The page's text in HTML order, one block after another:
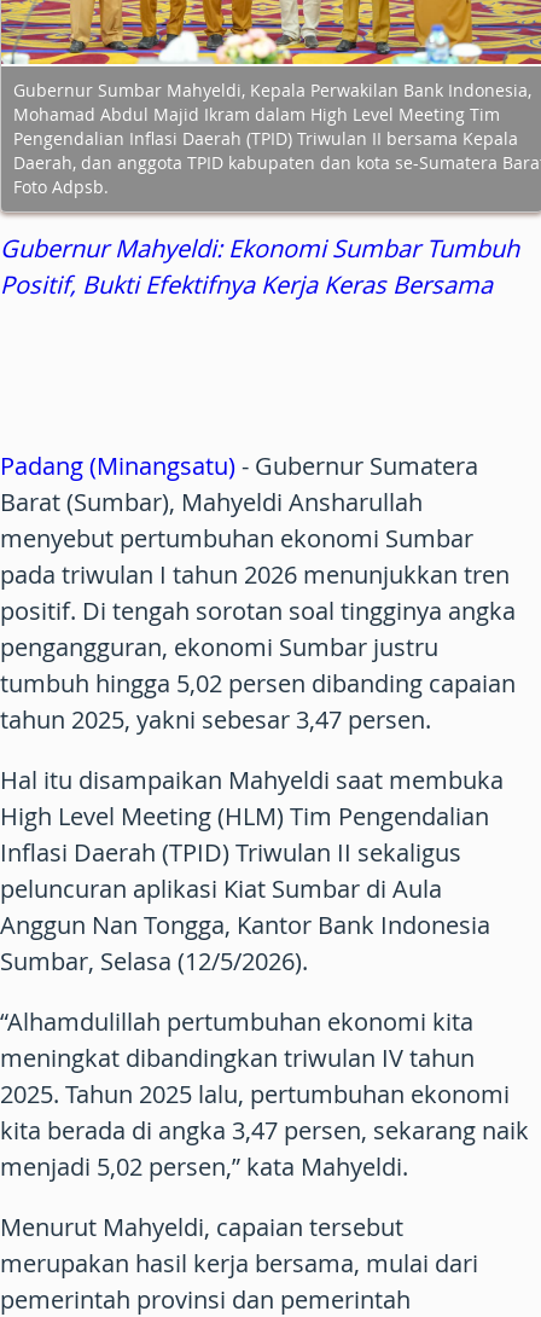
Gubernur Sumbar Mahyeldi, Kepala Perwakilan Bank Indonesia,
Mohamad Abdul Majid Ikram dalam High Level Meeting Tim
Pengendalian Inflasi Daerah (TPID) Triwulan II bersama Kepala
Daerah, dan anggota TPID kabupaten dan kota se-Sumatera
Foto Adpsb.
Gubernur Mahyeldi: Ekonomi Sumbar Tumbuh
Positif, Bukti Efektifnya Kerja Keras Bersama
Padang (Minangsatu)- Gubernur Sumatera
Barat (Sumbar), Mahyeldi Ansharullah
menyebut pertumbuhan ekonomi Sumbar
pada triwulan I tahun 2026 menunjukkan tren
positif. Di tengah sorotan soal tingginya angka
pengangguran, ekonomi Sumbar justru
tumbuh hingga 5,02 persen dibanding capaian
tahun 2025, yakni sebesar 3,47 persen.
Hal itu disampaikan Mahyeldi saat membuka
High Level Meeting (HLM) Tim Pengendalian
Inflasi Daerah (TPID) Triwulan II sekaligus
peluncuran aplikasi Kiat Sumbar di Aula
Anggun Nan Tongga, Kantor Bank Indonesia
Sumbar, Selasa (12/5/2026).
“Alhamdulillah pertumbuhan ekonomi kita
meningkat dibandingkan triwulan IV tahun
2025. Tahun 2025 lalu, pertumbuhan ekonomi
kita berada di angka 3,47 persen, sekarang naik
menjadi 5,02 persen,” kata Mahyeldi.
Menurut Mahyeldi, capaian tersebut
merupakan hasil kerja bersama, mulai dari
pemerintah provinsi dan pemerintah